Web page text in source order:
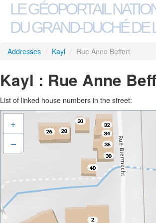
LE GÉOPORTAIL
DU GRAND-DUCHÉ DE
Addresses / Kayl / Rue Anne Beffort
Kayl : Rue Anne
List of linked house numbers in the street:
+
–